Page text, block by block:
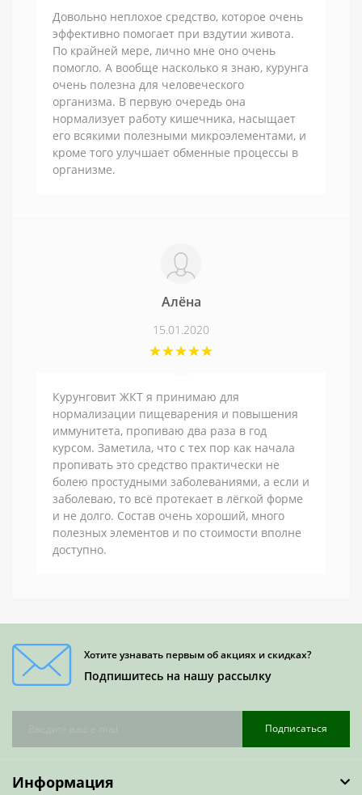
Довольно неплохое средство, которое очень
эффективно помогает при вздутии живота.
По крайней мере, лично мне оно очень
помогло. А вообще насколько я знаю, курунга
очень полезна для человеческого
организма. В первую очередь она
нормализует работу кишечника, насыщает
его всякими полезными микроэлементами, и
кроме того улучшает обменные процессы в
организме.
Алёна
15.01.2020
Курунговит ЖКТ я принимаю для
нормализации пищеварения и повышения
иммунитета, пропиваю два раза в год
курсом. Заметила, что с тех пор как начала
пропивать это средство практически не
болею простудными заболеваниями, а если и
заболеваю, то всё протекает в лёгкой форме
и не долго. Состав очень хороший, много
полезных элементов и по стоимости вполне
доступно.
Хотите узнавать первым об акциях и скидках?
Подпишитесь на нашу рассылку
Подписаться
Информация